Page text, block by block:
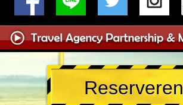
Reserveren